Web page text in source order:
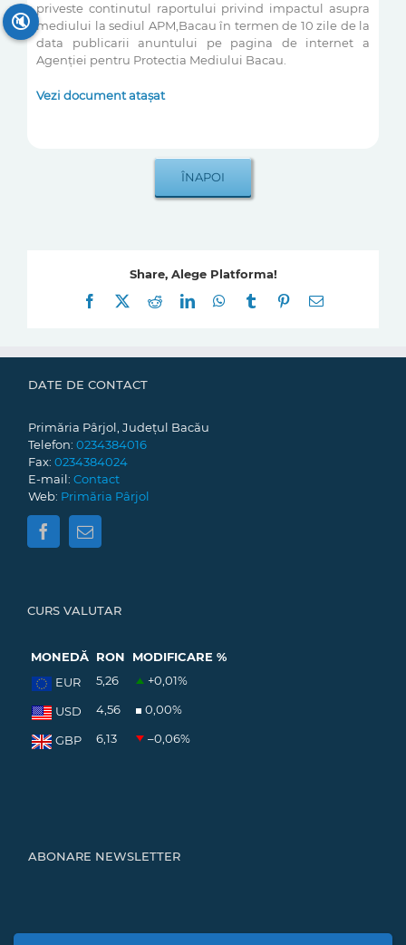
priveste continutul raportului privind impactul asupra
mediului la sediul APM,Bacau în termen de 10 zile de la
data publicarii anuntului pe pagina de internet a
Agenției pentru Protectia Mediului Bacau.
Vezi document atașat
Share, Alege Platforma!
Facebook
RedditLinkedInWhatsApp
Tumblr Pinterest
E-
DATE DE CONTACT
Primăria Pârjol, Județul Bacău
Telefon: 0234384016
Fax: 0234384024
E-mail: Contact
Web: Primăria Pârjol
CURS VALUTAR
MONEDĂ RON
MODIFICARE %
EUR
5,26 +0,01%
USD 4,56 0,00%
GBP 6,13 –0,06%
ABONARE NEWSLETTER
🔇